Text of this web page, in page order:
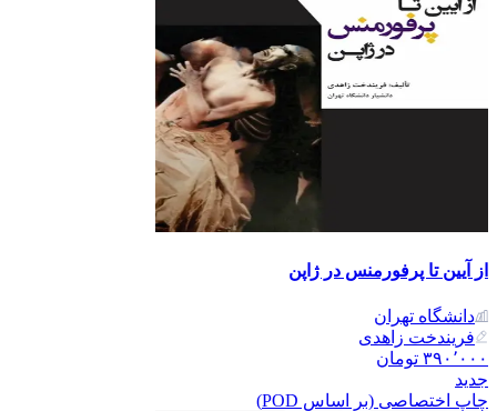
از آیین تا پرفورمنس در ژاپن
دانشگاه تهران
فریندخت زاهدی
۳۹۰٬۰۰۰ تومان
جدید
چاپ اختصاصی (بر اساس POD)